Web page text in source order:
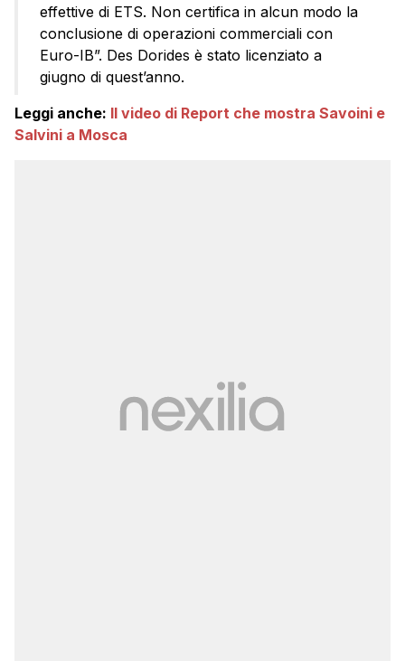
effettive di ETS. Non certifica in alcun modo la
conclusione di operazioni commerciali con
Euro-IB”. Des Dorides è stato licenziato a
giugno di quest’anno.
Leggi anche: Il video di Report che mostra Savoini e
Salvini a Mosca